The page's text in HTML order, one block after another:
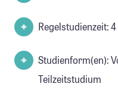
Regelstudienzeit:
Studienform(en):
Teilzeitstudium